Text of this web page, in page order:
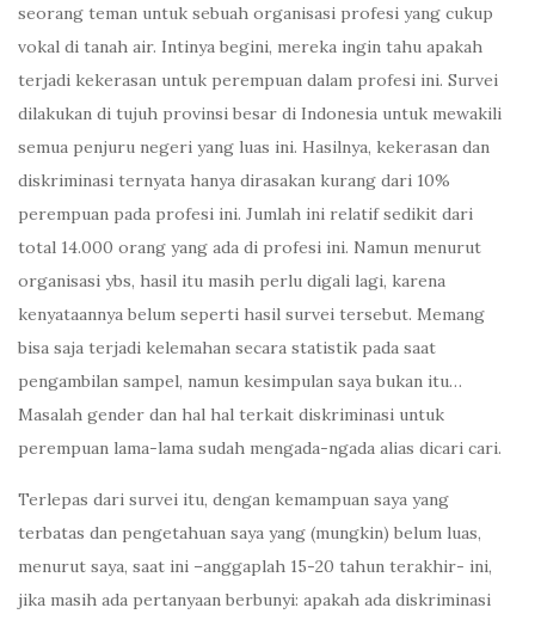
seorang teman untuk sebuah organisasi profesi yang cukup
vokal di tanah air. Intinya begini, mereka ingin tahu apakah
terjadi kekerasan untuk perempuan dalam profesi ini. Survei
dilakukan di tujuh provinsi besar di Indonesia untuk mewakili
semua penjuru negeri yang luas ini. Hasilnya, kekerasan dan
diskriminasi ternyata hanya dirasakan kurang dari 10%
perempuan pada profesi ini. Jumlah ini relatif sedikit dari
total 14.000 orang yang ada di profesi ini. Namun menurut
organisasi ybs, hasil itu masih perlu digali lagi, karena
kenyataannya belum seperti hasil survei tersebut. Memang
bisa saja terjadi kelemahan secara statistik pada saat
pengambilan sampel, namun kesimpulan saya bukan itu…
Masalah gender dan hal hal terkait diskriminasi untuk
perempuan lama-lama sudah mengada-ngada alias dicari cari.
Terlepas dari survei itu, dengan kemampuan saya yang
terbatas dan pengetahuan saya yang (mungkin) belum luas,
menurut saya, saat ini –anggaplah 15-20 tahun terakhir- ini,
jika masih ada pertanyaan berbunyi: apakah ada diskriminasi